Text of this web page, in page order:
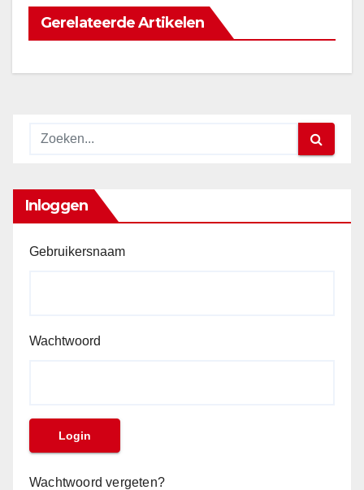
Gerelateerde Artikelen
Inloggen
Gebruikersnaam
Wachtwoord
Wachtwoord vergeten?